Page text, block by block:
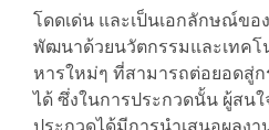
โดดเด่น และเป็นเอกลักษณ์ขอ
พัฒนาด้วยนวัตกรรมและเทค
หารใหม่ๆ ที่สามารถต่อยอดสู่ก
ได้ ซึ่งในการประกวดนั้น ผู้สนใ